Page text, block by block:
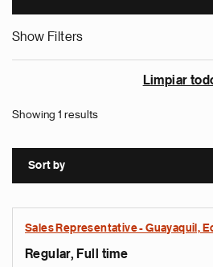
Show Filters
Limpiar
Showing 1 results
Sort by
Sales Representative - Guayaquil,
Regular, Full time